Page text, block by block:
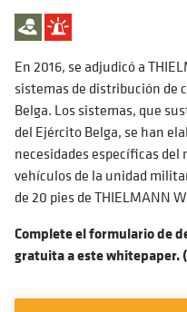
En 2016, se adjudicó a
sistemas de distribución de
Belga. Los sistemas, que
del Ejército Belga, se han
necesidades específicas del
vehículos de la unidad
de 20 pies de THIELMANN
Complete el formulario de
gratuita a este whitepaper.